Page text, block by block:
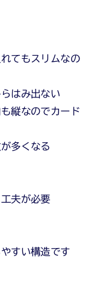
てもスリムなの
はみ出ない
縦なのでカード
多くなる
夫が必要
すい構造です